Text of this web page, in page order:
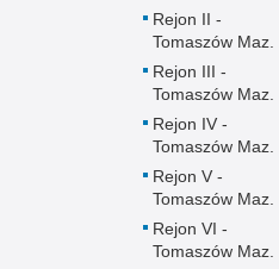
Rejon II -
Tomaszów Maz.
Rejon III -
Tomaszów Maz.
Rejon IV -
Tomaszów Maz.
Rejon V -
Tomaszów Maz.
Rejon VI -
Tomaszów Maz.